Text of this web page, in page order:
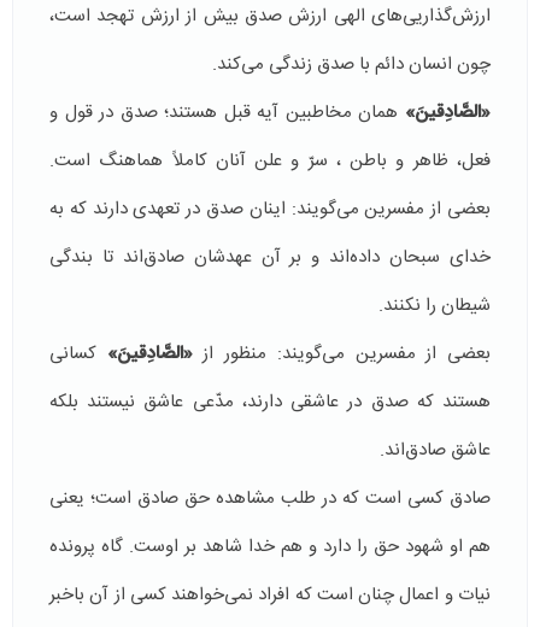
ارزش‌گذاریی‌های الهی ارزش صدق بیش از ارزش تهجد است،
چون انسان دائم با صدق زندگی می‌كند.
«الصَّادِقینَ» همان مخاطبین آیه قبل هستند؛ صدق در قول و
فعل، ظاهر و باطن ، سرّ و علن آنان كاملاً‌ هماهنگ است.
بعضی از مفسرین می‌گویند:‌ اینان صدق در تعهدی دارند كه به
خدای سبحان داده‌اند و بر آن عهدشان صادق‌اند تا بندگی
شیطان را نكنند.
بعضی از مفسرین می‌گویند: منظور از«الصَّادِقینَ» كسانی
هستند كه صدق در عاشقی دارند، مدّعی عاشق نیستند بلكه
عاشق صادق‌اند.
صادق كسی است كه در طلب مشاهده حق صادق است؛ یعنی
هم او شهود حق را دارد و هم خدا شاهد بر او‌ست. گاه پرونده
نیات و اعمال چنان است كه افراد نمی‌خواهند كسی از آن باخبر